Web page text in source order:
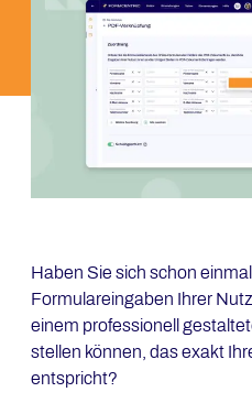
Haben Sie sich schon
Formulareingaben Ihrer
einem professionell
stellen können, das exakt
entspricht?